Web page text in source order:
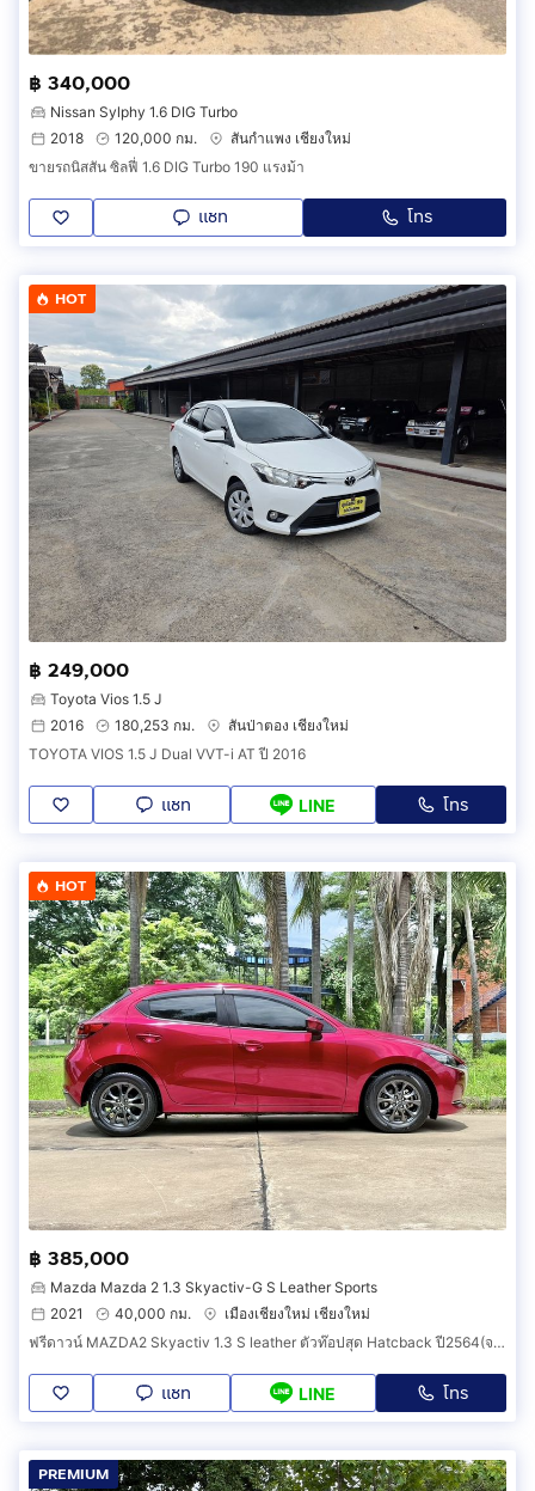
฿ 340,000
Nissan Sylphy 1.6 DIG Turbo
2018
120,000 กม.
สันกำแพง เชียงใหม่
ขายรถนิสสัน ซิลฟี่ 1.6 DIG Turbo 190 แรงม้า
แชท โทร
HOT
฿ 249,000
Toyota Vios 1.5 J
2016
180,253 กม.
สันป่าตอง เชียงใหม่
TOYOTA VIOS 1.5 J Dual VVT-i AT ปี 2016
แชท LINE โทร
HOT
฿ 385,000
Mazda Mazda 2 1.3 Skyactiv-G S Leather Sports
2021
40,000 กม.
เมืองเชียงใหม่ เชียงใหม่
ฟรีดาวน์ MAZDA2 Skyactiv 1.3 S leather ตัวท๊อปสุด Hatcback ปี2564(จดทะเบียน2021) วิ่งเพียง 40,000 กม. มือเดียวป้ายแดงออกเชียงใหม่ สีแดง.
แชท LINE โทร
PREMIUM